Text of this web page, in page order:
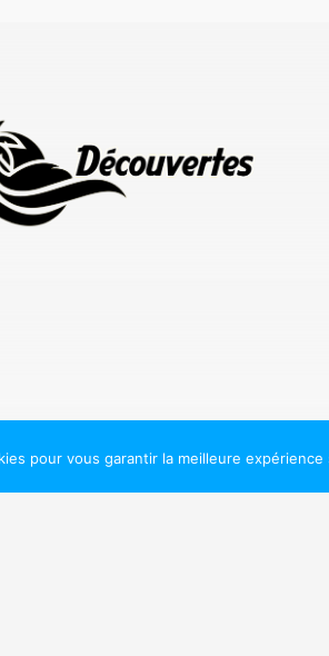
pour vous garantir la meilleure